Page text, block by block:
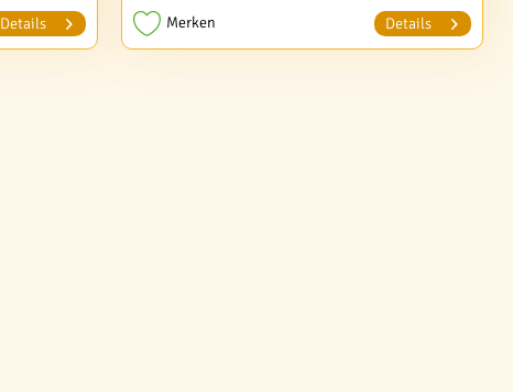
Details Merken Details